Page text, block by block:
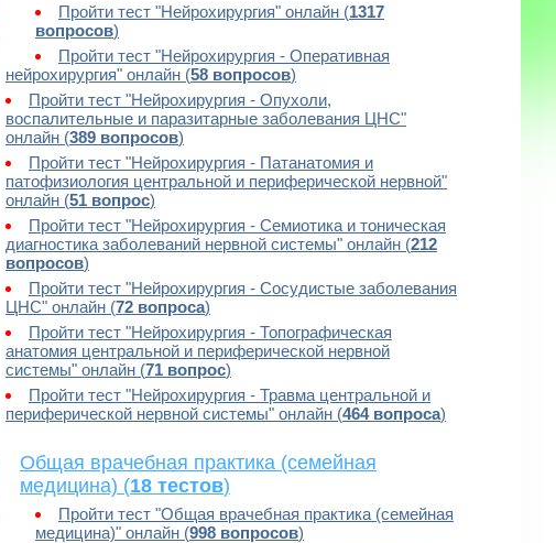
Пройти тест "Нейрохирургия" онлайн (1317
вопросов)
Пройти тест "Нейрохирургия - Оперативная
нейрохирургия" онлайн (58 вопросов)
Пройти тест "Нейрохирургия - Опухоли,
воспалительные и паразитарные заболевания ЦНС"
онлайн (389 вопросов)
Пройти тест "Нейрохирургия - Патанатомия и
патофизиология центральной и периферической нервной"
онлайн (51 вопрос)
Пройти тест "Нейрохирургия - Семиотика и тоническая
диагностика заболеваний нервной системы" онлайн (212
вопросов)
Пройти тест "Нейрохирургия - Сосудистые заболевания
ЦНС" онлайн (72 вопроса)
Пройти тест "Нейрохирургия - Топографическая
анатомия центральной и периферической нервной
системы" онлайн (71 вопрос)
Пройти тест "Нейрохирургия - Травма центральной и
периферической нервной системы" онлайн (464 вопроса)
Общая врачебная практика (семейная
медицина) (18 тестов)
Пройти тест "Общая врачебная практика (семейная
медицина)" онлайн (998 вопросов)